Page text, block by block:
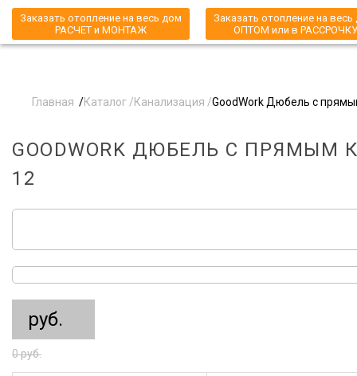
Заказать отопление на весь дом
РАСЧЕТ и МОНТАЖ
Заказать отопление на
ОПТОМ или в РАССРОЧКУ
Главная /Каталог /Канализация /GoodWork Дюбель с
GOODWORK ДЮБЕЛЬ С ПРЯМЫМ
12
руб.
0 руб.